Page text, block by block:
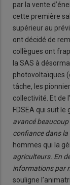
par la vente
cette première
supérieur au
ont décidé de
collègues ont
la SAS à
photovoltaïques
tâche, les
collectivité. Et de
FDSEA qui suit
avancé
confiance dans la
hommes qui la
agriculteurs. En
informations par
souligne